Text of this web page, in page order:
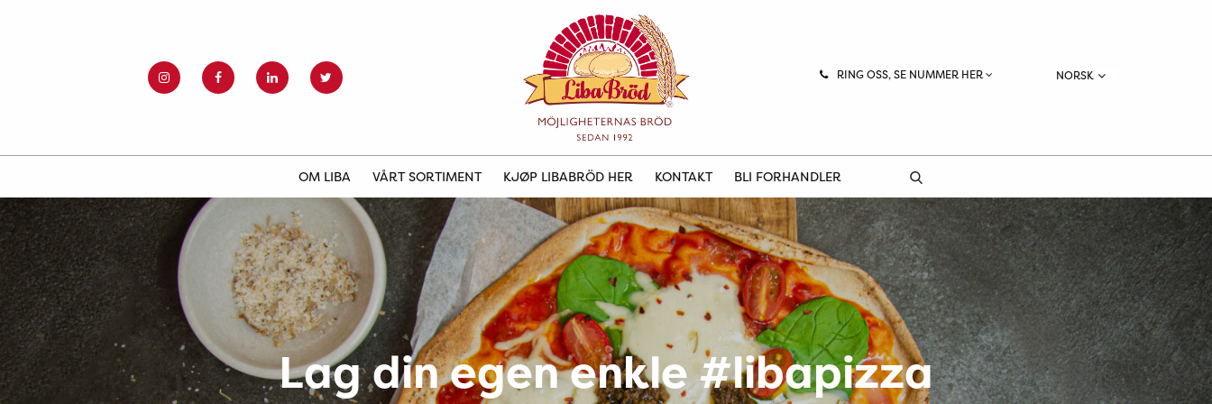
RING OSS, SE NUMMER HER NORSK
OM LIBA VÅRT SORTIMENT KJØP LIBABRÖD HER KONTAKT BLI FORHANDLER
Lag din egen enkle #libapizza